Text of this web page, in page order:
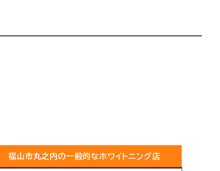
福山市丸之内の一般的なホワイトニング店